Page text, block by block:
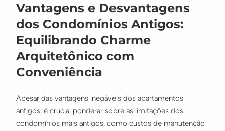
Vantagens e Desvantagens
dos Condomínios Antigos:
Equilibrando Charme
Arquitetônico com
Conveniência
Apesar das vantagens inegáveis dos apartamentos
antigos, é crucial ponderar sobre as limitações dos
condomínios mais antigos, como custos de manutenção